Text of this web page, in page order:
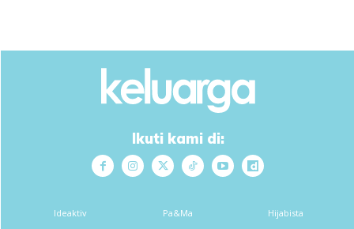
RM42 juta.
Ads
Ikuti kami di:
Ideaktiv Pa&Ma Hijabista